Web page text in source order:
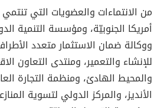
من الانتماءات والعضويات التي
أمريكا الجنوبيّة، ومؤسسة التنمية
ووكالة ضمان الاستثمار متعدد
للإنشاء والتعمير، ومنتدى التعاون
والمحيط الهادئ، ومنظمة التجارة
الأنديز، والمركز الدولي لتسوية